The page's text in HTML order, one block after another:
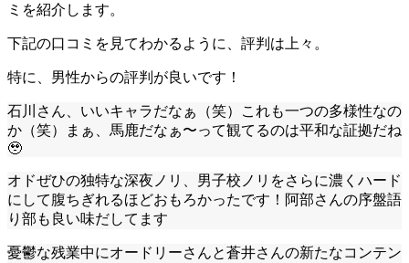
ミを紹介します。
下記の口コミを見てわかるように、評判は上々。
特に、男性からの評判が良いです！
石川さん、いいキャラだなぁ（笑）これも一つの多様性なの
か（笑）まぁ、馬鹿だなぁ〜って観てるのは平和な証拠だね
🥹
オドぜひの独特な深夜ノリ、男子校ノリをさらに濃くハード
にして腹ちぎれるほどおもろかったです！阿部さんの序盤語
り部も良い味だしてます
憂鬱な残業中にオードリーさんと蒼井さんの新たなコンテン